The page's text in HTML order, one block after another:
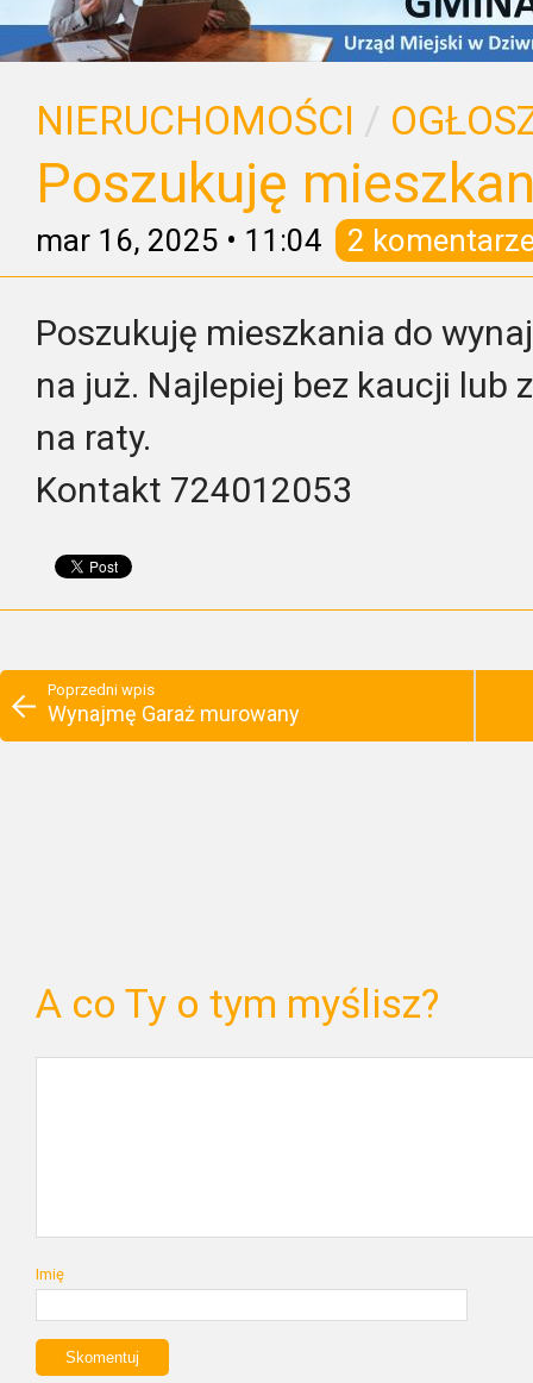
NIERUCHOMOŚCI /
Poszukuję
mar 16, 2025 • 11:04 2
Poszukuję mieszkania do
na już. Najlepiej bez kaucji lub
na raty.
Kontakt 724012053
Poprzedni wpis
Wynajmę Garaż murowany
A co Ty o tym myślisz?
Imię